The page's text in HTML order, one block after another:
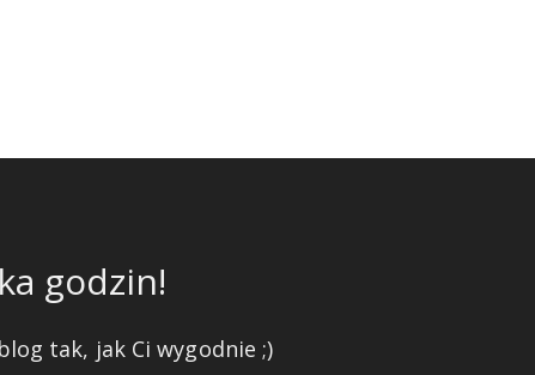
godzin!
tak, jak Ci wygodnie ;)